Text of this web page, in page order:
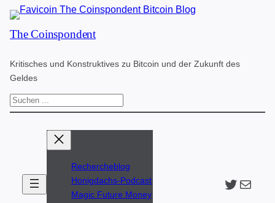
Zum
Inhalt
The Coinspondent
Kritisches und Konstruktives zu Bitcoin und der Zukunft des
Geldes
S
Rechercheblog
Honigdachs-Podcast
Magic Future Money
Twitter
The